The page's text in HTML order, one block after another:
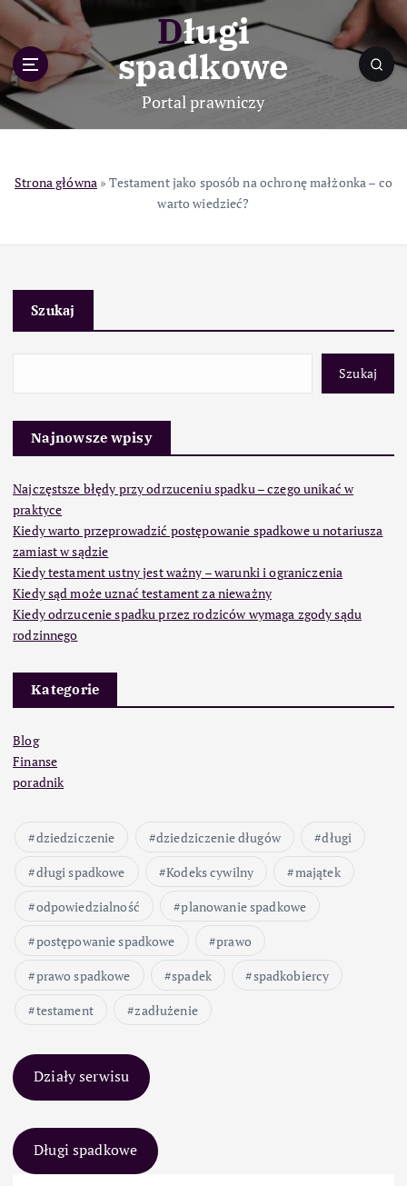
p
o
c
Długi
spadkowe
Portal prawniczy
Strona główna»Testament jako sposób na ochronę małżonka – co
warto wiedzieć?
Szukaj
Szukaj
Najnowsze wpisy
Najczęstsze błędy przy odrzuceniu spadku – czego unikać w
praktyce
Kiedy warto przeprowadzić postępowanie spadkowe u notariusza
zamiast w sądzie
Kiedy testament ustny jest ważny – warunki i ograniczenia
Kiedy sąd może uznać testament za nieważny
Kiedy odrzucenie spadku przez rodziców wymaga zgody sądu
rodzinnego
Kategorie
Blog
Finanse
poradnik
dziedziczenie dziedziczenie długów
długi
długi spadkowe
Kodeks cywilny
majątek
odpowiedzialność
planowanie spadkowe
postępowanie spadkowe
prawo
prawo spadkowe
spadek
spadkobiercy
testament
zadłużenie
Działy serwisu
Długi spadkowe